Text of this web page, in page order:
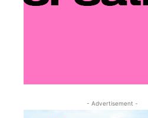
- Advertisement -